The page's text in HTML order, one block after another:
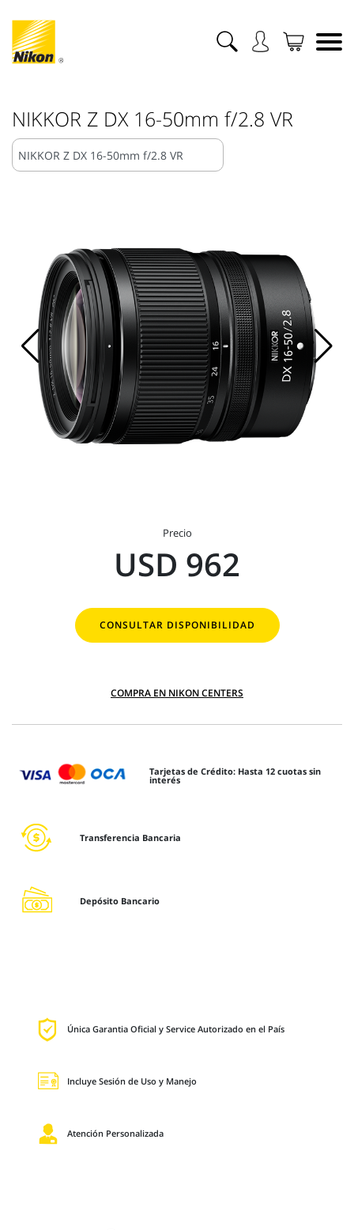
NIKKOR Z DX 16-50mm f/2.8 VR
Precio
USD 962
CONSULTAR DISPONIBILIDAD
COMPRA EN NIKON CENTERS
Tarjetas de Crédito: Hasta 12 cuotas sin
interés
Transferencia Bancaria
Depósito Bancario
Única Garantia Oficial y Service Autorizado en el País
Incluye Sesión de Uso y Manejo
Atención Personalizada